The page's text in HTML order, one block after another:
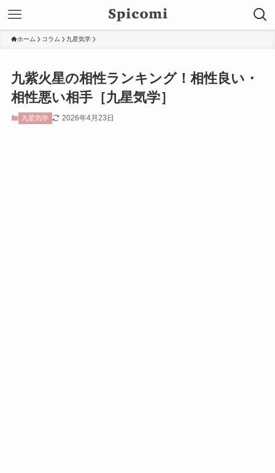
ホーム コラム 九星気学
九紫火星の相性ランキング！相性良い・
相性悪い相手［九星気学］
九星気学 2026年4月23日